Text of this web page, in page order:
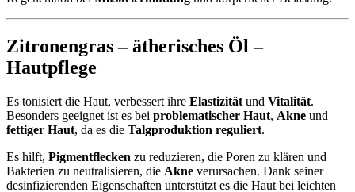
Zitronengras – ätherisches Öl –
Hautpflege
Es tonisiert die Haut, verbessert ihre Elastizität und Vitalität.
Besonders geeignet ist es bei problematischer Haut, Akne und
fettiger Haut, da es die Talgproduktion reguliert.
Es hilft, Pigmentflecken zu reduzieren, die Poren zu klären und
Bakterien zu neutralisieren, die Akne verursachen. Dank seiner
desinfizierenden Eigenschaften unterstützt es die Haut bei leichten